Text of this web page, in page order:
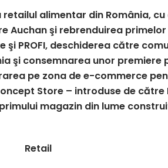
alimentar din România,
Auchan şi rebrenduirea
şi PROFI, deschiderea către
şi consemnarea unor
pe zona de e-commerce
Store – introduse de
magazin din lume
Retail